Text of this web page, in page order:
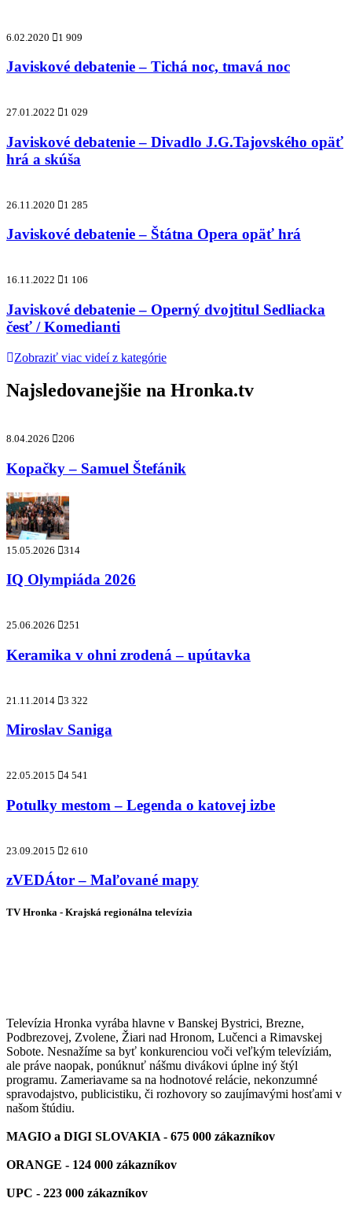
6.02.2020 1 909
Javiskové debatenie – Tichá noc, tmavá noc
27.01.2022 1 029
Javiskové debatenie – Divadlo J.G.Tajovského opäť
hrá a skúša
26.11.2020 1 285
Javiskové debatenie – Štátna Opera opäť hrá
16.11.2022 1 106
Javiskové debatenie – Operný dvojtitul Sedliacka
česť / Komedianti
Zobraziť viac videí z kategórie
Najsledovanejšie na Hronka.tv
8.04.2026 206
Kopačky – Samuel Štefánik
15.05.2026 314
IQ Olympiáda 2026
25.06.2026 251
Keramika v ohni zrodená – upútavka
21.11.2014 3 322
Miroslav Saniga
22.05.2015 4 541
Potulky mestom – Legenda o katovej izbe
23.09.2015 2 610
zVEDÁtor – Maľované mapy
TV Hronka - Krajská regionálna televízia
Televízia Hronka vyrába hlavne v Banskej Bystrici, Brezne,
Podbrezovej, Zvolene, Žiari nad Hronom, Lučenci a Rimavskej
Sobote. Nesnažíme sa byť konkurenciou voči veľkým televíziám,
ale práve naopak, ponúknuť nášmu divákovi úplne iný štýl
programu. Zameriavame sa na hodnotové relácie, nekonzumné
spravodajstvo, publicistiku, či rozhovory so zaujímavými hosťami v
našom štúdiu.
MAGIO a DIGI SLOVAKIA - 675 000 zákazníkov
ORANGE - 124 000 zákazníkov
UPC - 223 000 zákazníkov